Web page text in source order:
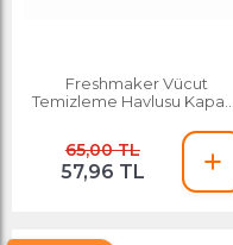
Freshmaker Vücut
Temizleme Havlusu Kapaklı
65,00 TL
57,96 TL